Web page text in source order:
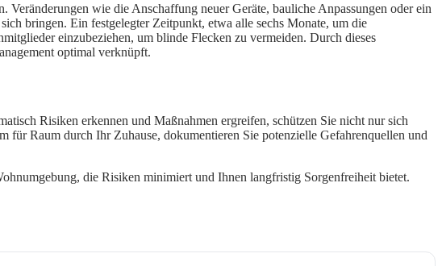
wie die Anschaffung neuer Geräte, bauliche Anpassungen oder ein
bringen. Ein festgelegter Zeitpunkt, etwa alle sechs Monate, um die
einzubeziehen, um blinde Flecken zu vermeiden. Durch dieses
optimal verknüpft.
Risiken erkennen und Maßnahmen ergreifen, schützen Sie nicht nur sich
für Raum durch Ihr Zuhause, dokumentieren Sie potenzielle Gefahrenquellen und
die Risiken minimiert und Ihnen langfristig Sorgenfreiheit bietet.